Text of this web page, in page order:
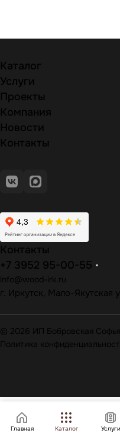
Каталог
Услуги
Проекты
Компания
Новости
Контакты
Контакты
+7 3952 95-00-55
info@wood-irk.ru
г. Иркутск, Мало-Якутская
© 2026 ИП Бобровская
Политика
Главная Каталог Услуги